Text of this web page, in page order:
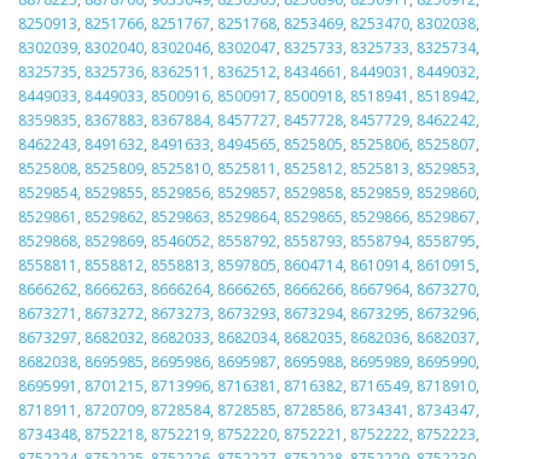
8250913, 8251766, 8251767, 8251768, 8253469, 8253470, 8302038,
8302039, 8302040, 8302046, 8302047, 8325733, 8325733, 8325734,
8325735, 8325736, 8362511 , 8362512, 8434661 , 8449031 , 8449032,
8449033, 8449033, 8500916, 8500917, 8500918, 8518941 , 8518942,
8359835, 8367883, 8367884, 8457727, 8457728, 8457729, 8462242,
8462243, 8491632, 8491633, 8494565, 8525805, 8525806, 8525807,
8525808, 8525809, 8525810, 8525811 , 8525812, 8525813, 8529853,
8529854, 8529855, 8529856, 8529857, 8529858, 8529859, 8529860,
8529861 , 8529862, 8529863, 8529864, 8529865, 8529866, 8529867,
8529868, 8529869, 8546052, 8558792, 8558793, 8558794, 8558795,
8558811 , 8558812, 8558813, 8597805, 8604714, 8610914, 8610915,
8666262, 8666263, 8666264, 8666265, 8666266, 8667964, 8673270,
8673271 , 8673272, 8673273, 8673293, 8673294, 8673295, 8673296,
8673297, 8682032, 8682033, 8682034, 8682035, 8682036, 8682037,
8682038, 8695985, 8695986, 8695987, 8695988, 8695989, 8695990,
8695991 , 8701215, 8713996, 8716381 , 8716382, 8716549, 8718910,
8718911 , 8720709, 8728584, 8728585, 8728586, 8734341 , 8734347,
8734348, 8752218, 8752219, 8752220, 8752221 , 8752222, 8752223,